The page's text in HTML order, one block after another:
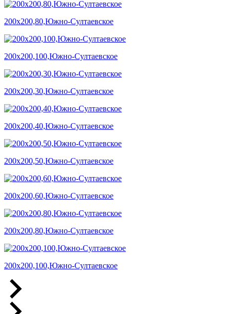
200х200,80,Южно-Султаевское
200х200,100,Южно-Султаевское
200х200,30,Южно-Султаевское
200х200,40,Южно-Султаевское
200х200,50,Южно-Султаевское
200х200,60,Южно-Султаевское
200х200,80,Южно-Султаевское
200х200,100,Южно-Султаевское